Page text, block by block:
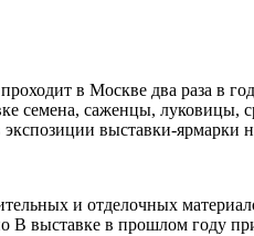
в Москве два раза
семена, саженцы, луковицы,
экспозиции выставки-
и отделочных
В выставке в прошлом году